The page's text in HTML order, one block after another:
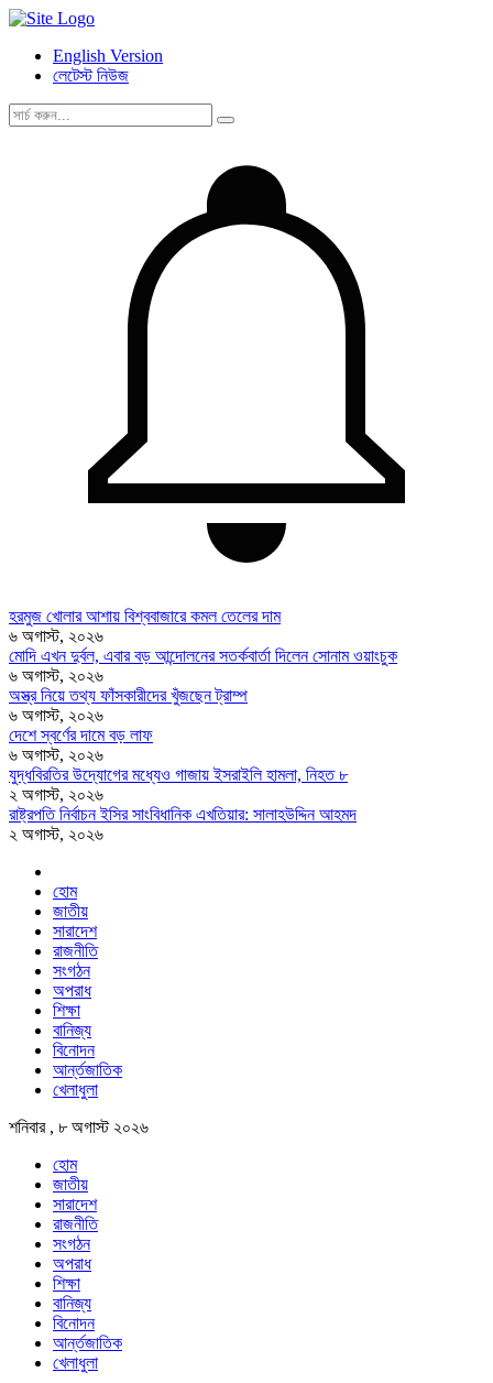
English Version
লেটেস্ট নিউজ
হরমুজ খোলার আশায় বিশ্ববাজারে কমল তেলের দাম
৬ অগাস্ট, ২০২৬
মোদি এখন দুর্বল, এবার বড় আন্দোলনের সতর্কবার্তা দিলেন সোনাম ওয়াংচুক
৬ অগাস্ট, ২০২৬
অস্ত্র নিয়ে তথ্য ফাঁসকারীদের খুঁজছেন ট্রাম্প
৬ অগাস্ট, ২০২৬
দেশে স্বর্ণের দামে বড় লাফ
৬ অগাস্ট, ২০২৬
যুদ্ধবিরতির উদ্যোগের মধ্যেও গাজায় ইসরাইলি হামলা, নিহত ৮
২ অগাস্ট, ২০২৬
রাষ্ট্রপতি নির্বাচন ইসির সাংবিধানিক এখতিয়ার: সালাহউদ্দিন আহমদ
২ অগাস্ট, ২০২৬
হোম
জাতীয়
সারাদেশ
রাজনীতি
সংগঠন
অপরাধ
শিক্ষা
বানিজ্য
বিনোদন
আর্ন্তজাতিক
খেলাধুলা
শনিবার , ৮ অগাস্ট ২০২৬
হোম
জাতীয়
সারাদেশ
রাজনীতি
সংগঠন
অপরাধ
শিক্ষা
বানিজ্য
বিনোদন
আর্ন্তজাতিক
খেলাধুলা